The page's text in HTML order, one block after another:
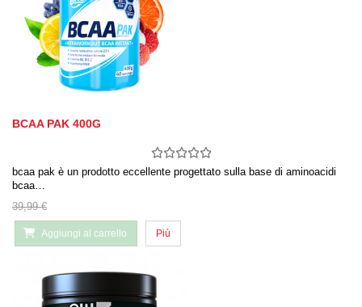
BCAA PAK 400G
bcaa pak è un prodotto eccellente progettato sulla base di aminoacidi
bcaa…
39,99 €
Aggiungi al carrello Più